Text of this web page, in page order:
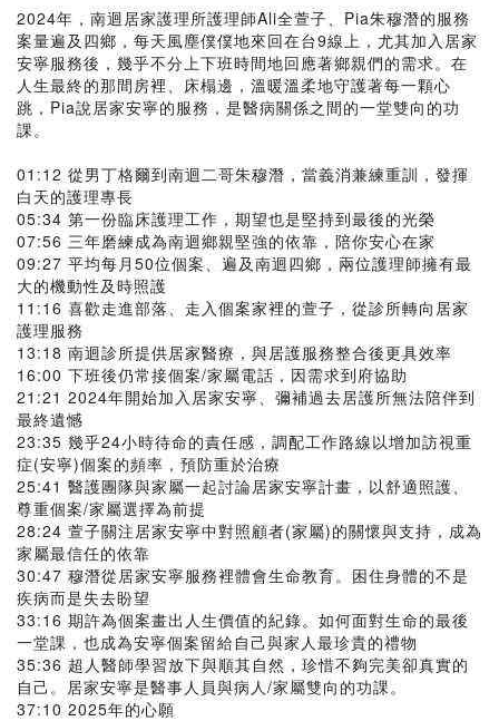
2024年，南迴居家護理所護理師Ali全萱子、Pia朱穆潛的服務
案量遍及四鄉，每天風塵僕僕地來回在台9線上，尤其加入居家
安寧服務後，幾乎不分上下班時間地回應著鄉親們的需求。在
人生最終的那間房裡、床榻邊，溫暖溫柔地守護著每一顆心
跳，Pia說居家安寧的服務，是醫病關係之間的一堂雙向的功
課。
01:12 從男丁格爾到南迴二哥朱穆潛，當義消兼練重訓，發揮
白天的護理專長
05:34 第一份臨床護理工作，期望也是堅持到最後的光榮
07:56 三年磨練成為南迴鄉親堅強的依靠，陪你安心在家
09:27 平均每月50位個案、遍及南迴四鄉，兩位護理師擁有最
大的機動性及時照護
11:16 喜歡走進部落、走入個案家裡的萱子，從診所轉向居家
護理服務
13:18 南迴診所提供居家醫療，與居護服務整合後更具效率
16:00 下班後仍常接個案/家屬電話，因需求到府協助
21:21 2024年開始加入居家安寧、彌補過去居護所無法陪伴到
最終遺憾
23:35 幾乎24小時待命的責任感，調配工作路線以增加訪視重
症(安寧)個案的頻率，預防重於治療
25:41 醫護團隊與家屬一起討論居家安寧計畫，以舒適照護、
尊重個案/家屬選擇為前提
28:24 萱子關注居家安寧中對照顧者(家屬)的關懷與支持，成為
家屬最信任的依靠
30:47 穆潛從居家安寧服務裡體會生命教育。困住身體的不是
疾病而是失去盼望
33:16 期許為個案畫出人生價值的紀錄。如何面對生命的最後
一堂課，也成為安寧個案留給自己與家人最珍貴的禮物
35:36 超人醫師學習放下與順其自然，珍惜不夠完美卻真實的
自己。居家安寧是醫事人員與病人/家屬雙向的功課。
37:10 2025年的心願